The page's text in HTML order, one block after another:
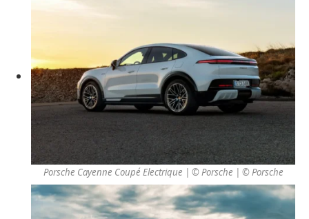
Porsche Cayenne Coupé Electrique | © Porsche | © Porsche